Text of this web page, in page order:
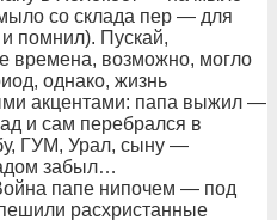
со склада пер — для
помнил). Пускай,
времена, возможно, могло
однако, жизнь
акцентами: папа выжил —
и сам перебрался в
ГУМ, Урал, сыну —
забыл…
папе нипочем — под
расхристанные